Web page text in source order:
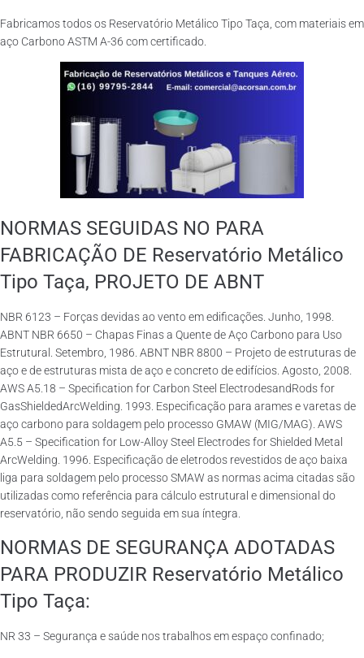
Fabricamos todos os Reservatório Metálico Tipo Taça, com materiais em
aço Carbono ASTM A-36 com certificado.
NORMAS SEGUIDAS NO PARA
FABRICAÇÃO DE Reservatório Metálico
Tipo Taça, PROJETO DE ABNT
NBR 6123 – Forças devidas ao vento em edificações. Junho, 1998.
ABNT NBR 6650 – Chapas Finas a Quente de Aço Carbono para Uso
Estrutural. Setembro, 1986. ABNT NBR 8800 – Projeto de estruturas de
aço e de estruturas mista de aço e concreto de edifícios. Agosto, 2008.
AWS A5.18 – Specification for Carbon Steel ElectrodesandRods for
GasShieldedArcWelding. 1993. Especificação para arames e varetas de
aço carbono para soldagem pelo processo GMAW (MIG/MAG). AWS
A5.5 – Specification for Low-Alloy Steel Electrodes for Shielded Metal
ArcWelding. 1996. Especificação de eletrodos revestidos de aço baixa
liga para soldagem pelo processo SMAW as normas acima citadas são
utilizadas como referência para cálculo estrutural e dimensional do
reservatório, não sendo seguida em sua íntegra.
NORMAS DE SEGURANÇA ADOTADAS
PARA PRODUZIR Reservatório Metálico
Tipo Taça:
NR 33 – Segurança e saúde nos trabalhos em espaço confinado;